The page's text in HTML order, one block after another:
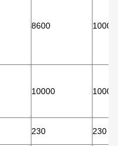
8600 10000
10000 10000
230 230